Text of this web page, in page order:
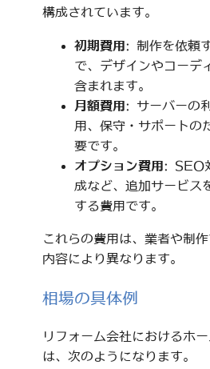
構成されています。
初期費用: 制作を依頼
で、デザインやコーデ
含まれます。
月額費用: サーバーの
用、保守・サポートの
要です。
オプション費用: SEO
成など、追加サービス
する費用です。
これらの費用は、業者や制
内容により異なります。
相場の具体例
リフォーム会社におけるホ
は、次のようになります。